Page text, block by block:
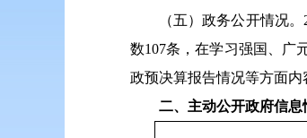
（五）政务公开情况
数107条，在学习强国、广
政预决算报告情况等方面内
二、主动公开政府信息